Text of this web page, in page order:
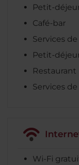
Petit-
Café-bar
Services
Petit-
Restaurant
Services
Wi-Fi